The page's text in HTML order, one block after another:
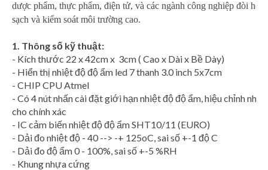
dược phẩm, thực phẩm, điện tử, và các ngành công nghiệp đòi hỏi
sạch và kiểm soát môi trường cao.
1. Thông số kỹ thuật:
- Kích thước 22 x 42cm x 3cm ( Cao x Dài x Bề Dày)
- Hiển thị nhiệt độ độ ẩm led 7 thanh 3.0 inch 5x7cm
- CHIP CPU Atmel
- Có 4 nút nhấn cài đặt giới hạn nhiệt độ độ ẩm, hiệu chỉnh
cho chính xác
- IC cảm biến nhiệt độ độ ẩm SHT10/11 (EURO)
- Dải đo nhiệt độ - 40 --> -+ 125oC, sai số +-1 độ C
- Dải đo độ ẩm 0 - 100%, sai số +-5 %RH
- Khung nhựa cứng